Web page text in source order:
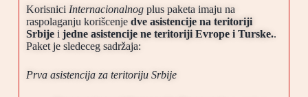
Korisnici Internacionalnogplus paketa imaju na
raspolaganju korišcenje dve asistencije na teritoriji
Srbije i jedne asistencije ne teritoriji Evrope i Turske..
Paket je sledeceg sadržaja:
Prva asistencija za teritoriju Srbije